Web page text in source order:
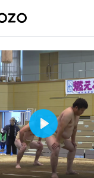
Play